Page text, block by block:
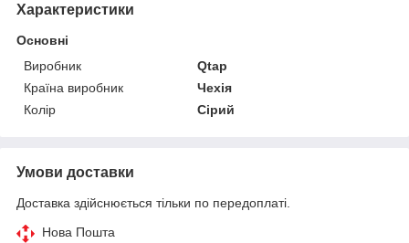
Характеристики
Основні
Виробник
Qtap
Країна виробник
Чехія
Колір
Сірий
Умови доставки
Доставка здійснюється тільки по передоплаті.
Нова Пошта